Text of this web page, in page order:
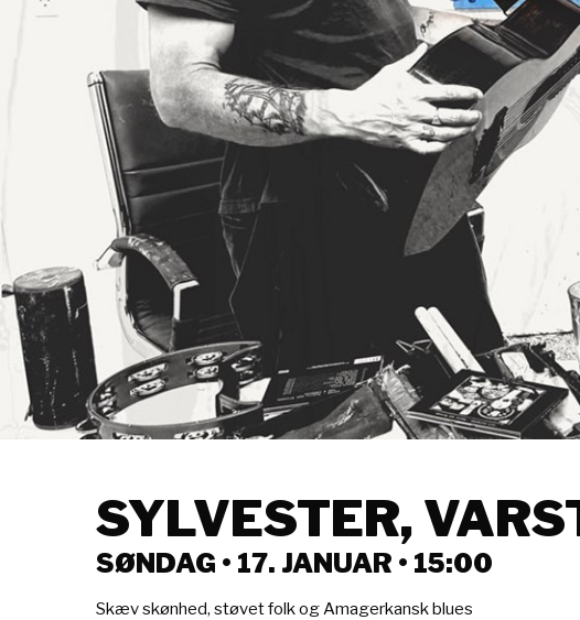
SYLVESTER,
SØNDAG • 17. JANUAR • 15:00
Skæv skønhed, støvet folk og Amagerkansk blues